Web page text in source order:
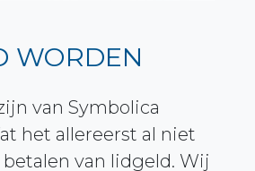
WORDEN
van Symbolica
het allereerst al niet
van lidgeld. Wij